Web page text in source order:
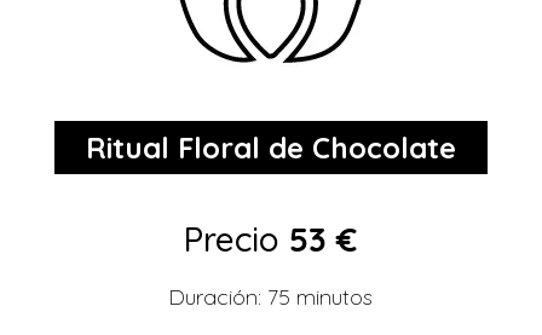
Ritual Floral de Chocolate
Precio 53 €
Duración: 75 minutos